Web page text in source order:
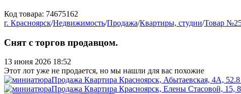
Код товара: 74675162
г. Красноярск/Недвижимость/Продажа/Квартиры, студии/Товар
Снят с торгов продавцом.
13 июня 2026 18:52
Этот лот уже не продается, но мы нашли для вас похожие
Продажа Квартира Красноярск, Абытаевская, 4А,
Продажа Квартира Красноярск, Елены Стасовой, 15,